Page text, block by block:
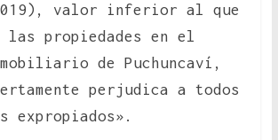
valor inferior al que
las propiedades en el
de Puchuncaví,
perjudica a todos
expropiados».